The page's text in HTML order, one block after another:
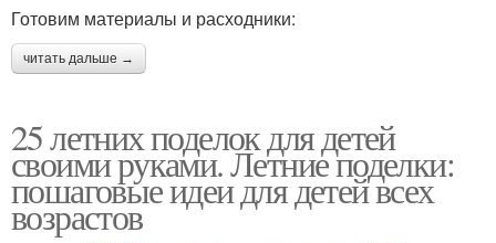
Готовим материалы и расходники:
читать дальше →
25 летних поделок для детей
своими руками. Летние поделки:
пошаговые идеи для детей всех
возрастов